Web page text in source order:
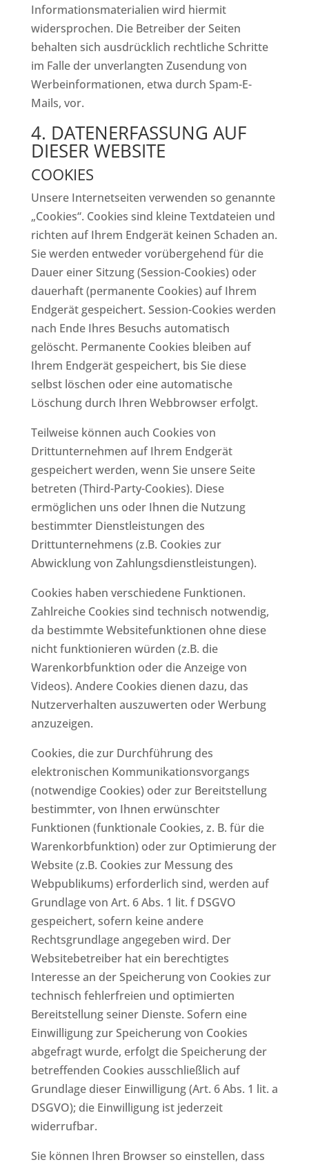
Informationsmaterialien wird hiermit
widersprochen. Die Betreiber der Seiten
behalten sich ausdrücklich rechtliche Schritte
im Falle der unverlangten Zusendung von
Werbeinformationen, etwa durch Spam-E-
Mails, vor.
4. DATENERFASSUNG AUF
DIESER WEBSITE
COOKIES
Unsere Internetseiten verwenden so genannte
„Cookies“. Cookies sind kleine Textdateien und
richten auf Ihrem Endgerät keinen Schaden an.
Sie werden entweder vorübergehend für die
Dauer einer Sitzung (Session-Cookies) oder
dauerhaft (permanente Cookies) auf Ihrem
Endgerät gespeichert. Session-Cookies werden
nach Ende Ihres Besuchs automatisch
gelöscht. Permanente Cookies bleiben auf
Ihrem Endgerät gespeichert, bis Sie diese
selbst löschen oder eine automatische
Löschung durch Ihren Webbrowser erfolgt.
Teilweise können auch Cookies von
Drittunternehmen auf Ihrem Endgerät
gespeichert werden, wenn Sie unsere Seite
betreten (Third-Party-Cookies). Diese
ermöglichen uns oder Ihnen die Nutzung
bestimmter Dienstleistungen des
Drittunternehmens (z.B. Cookies zur
Abwicklung von Zahlungsdienstleistungen).
Cookies haben verschiedene Funktionen.
Zahlreiche Cookies sind technisch notwendig,
da bestimmte Websitefunktionen ohne diese
nicht funktionieren würden (z.B. die
Warenkorbfunktion oder die Anzeige von
Videos). Andere Cookies dienen dazu, das
Nutzerverhalten auszuwerten oder Werbung
anzuzeigen.
Cookies, die zur Durchführung des
elektronischen Kommunikationsvorgangs
(notwendige Cookies) oder zur Bereitstellung
bestimmter, von Ihnen erwünschter
Funktionen (funktionale Cookies, z. B. für die
Warenkorbfunktion) oder zur Optimierung der
Website (z.B. Cookies zur Messung des
Webpublikums) erforderlich sind, werden auf
Grundlage von Art. 6 Abs. 1 lit. f DSGVO
gespeichert, sofern keine andere
Rechtsgrundlage angegeben wird. Der
Websitebetreiber hat ein berechtigtes
Interesse an der Speicherung von Cookies zur
technisch fehlerfreien und optimierten
Bereitstellung seiner Dienste. Sofern eine
Einwilligung zur Speicherung von Cookies
abgefragt wurde, erfolgt die Speicherung der
betreffenden Cookies ausschließlich auf
Grundlage dieser Einwilligung (Art. 6 Abs. 1 lit. a
DSGVO); die Einwilligung ist jederzeit
widerrufbar.
Sie können Ihren Browser so einstellen, dass